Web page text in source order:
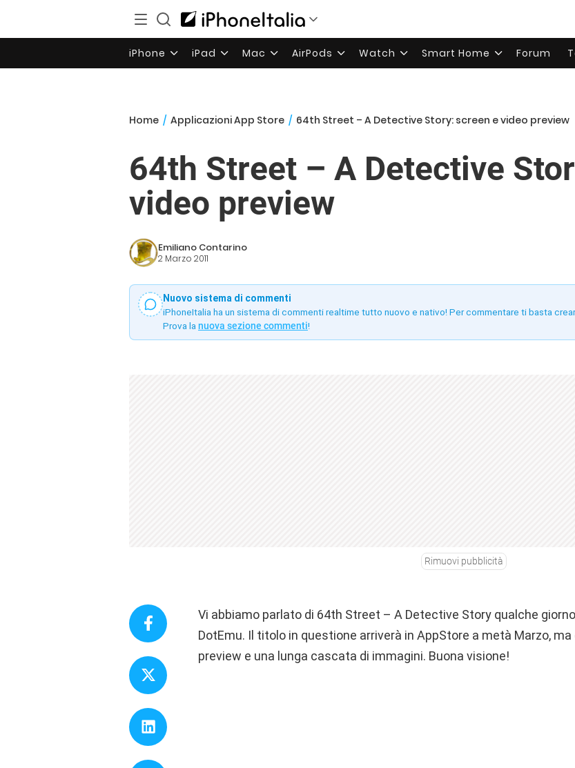
iPhone iPad Mac AirPods Watch Smart Home Forum
Home / Applicazioni App Store / 64th Street – A Detective Story: screen e video preview
64th Street – A Detective
video preview
Emiliano Contarino
2 Marzo 2011
Nuovo sistema di commenti
iPhoneItalia ha un sistema di commenti realtime tutto nuovo e nativo! Per commentare ti basta
Prova la nuova sezione commenti!
Rimuovi pubblicità
Vi abbiamo parlato di 64th Street – A Detective Story qualche
DotEmu. Il titolo in questione arriverà in AppStore a metà Marzo,
preview e una lunga cascata di immagini. Buona visione!